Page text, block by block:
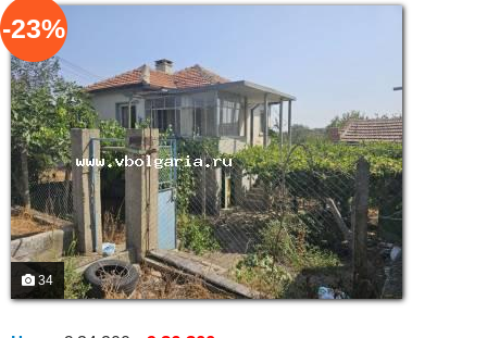
34
-23%